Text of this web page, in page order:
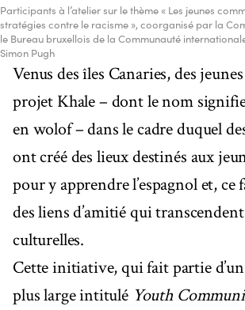
Participants à l’atelier sur le thème « Les jeunes
stratégies contre le racisme », coorganisé par la
le Bureau bruxellois de la Communauté
Simon Pugh
Venus des îles Canaries, des
projet Khale – dont le nom
en wolof – dans le cadre duquel
ont créé des lieux destinés aux
pour y apprendre l’espagnol et, ce
des liens d’amitié qui
culturelles.
Cette initiative, qui fait partie
plus large intitulé Youth